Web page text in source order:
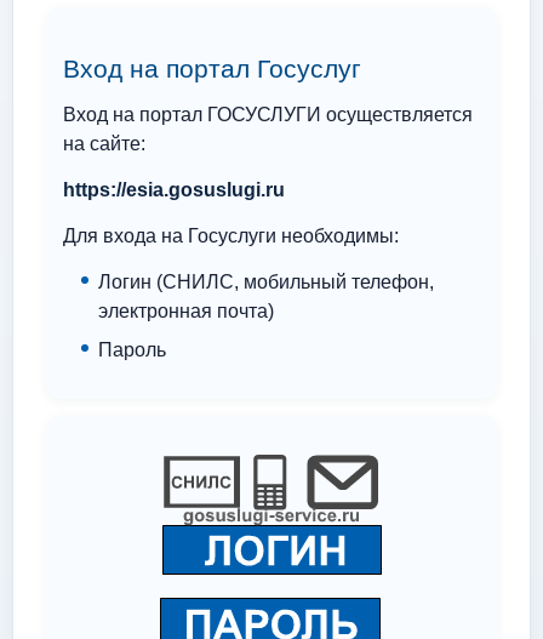
Вход на портал Госуслуг
Вход на портал ГОСУСЛУГИ осуществляется
на сайте:
https://esia.gosuslugi.ru
Для входа на Госуслуги необходимы:
Логин (СНИЛС, мобильный телефон,
электронная почта)
Пароль